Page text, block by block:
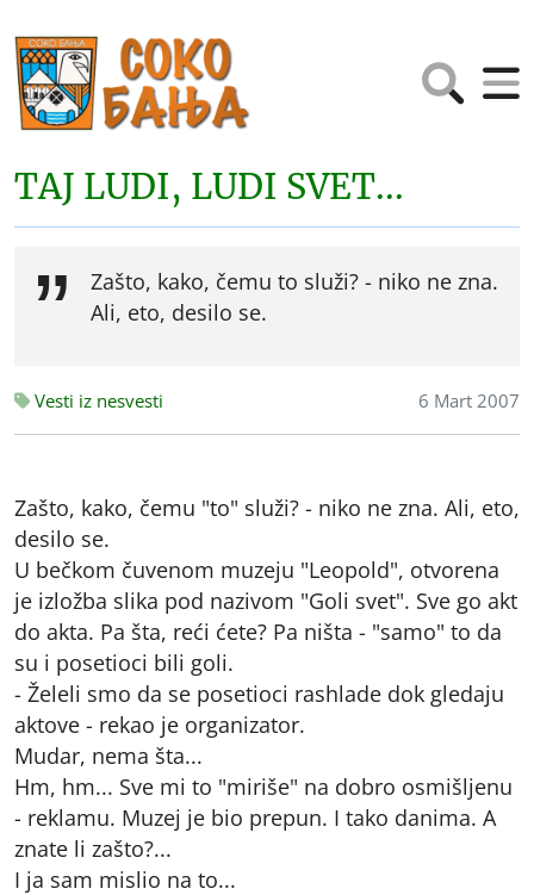
TAJ LUDI, LUDI SVET...
Zašto, kako, čemu to služi? - niko ne zna.
Ali, eto, desilo se.
Vesti iz nesvesti 6 Mart 2007
Zašto, kako, čemu "to" služi? - niko ne zna. Ali, eto,
desilo se.
U bečkom čuvenom muzeju "Leopold", otvorena
je izložba slika pod nazivom "Goli svet". Sve go akt
do akta. Pa šta, reći ćete? Pa ništa - "samo" to da
su i posetioci bili goli.
- Želeli smo da se posetioci rashlade dok gledaju
aktove - rekao je organizator.
Mudar, nema šta...
Hm, hm... Sve mi to "miriše" na dobro osmišljenu
- reklamu. Muzej je bio prepun. I tako danima. A
znate li zašto?...
I ja sam mislio na to...